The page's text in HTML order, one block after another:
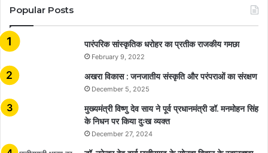
Popular Posts
​​​​​​​पारंपरिक सांस्कृतिक धरोहर का प्रतीक राजकीय गमछा
February 9, 2022
अखरा विकास : जनजातीय संस्कृति और परंपराओं का संरक्षण
December 5, 2025
मुख्यमंत्री विष्णु देव साय ने पूर्व प्रधानमंत्री डॉ. मनमोहन सिंह
के निधन पर किया दुःख व्यक्त
December 27, 2024